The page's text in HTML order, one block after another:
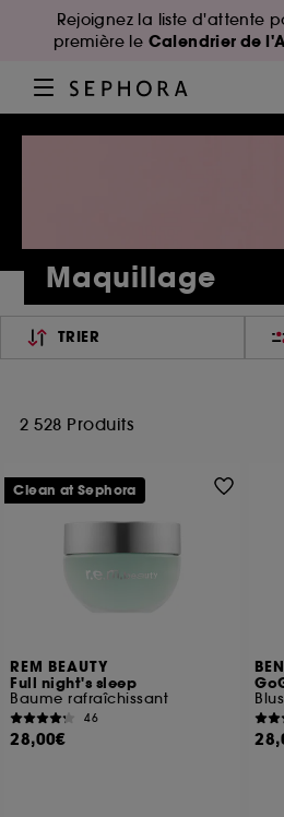
Rejoignez la liste d'attente
première le Calendrier de
Maquillage
TRIER
2 528 Produits
REM BEAUTY
Full night's sleep
Baume rafraîchissant
46
28,00€
Clean at Sephora